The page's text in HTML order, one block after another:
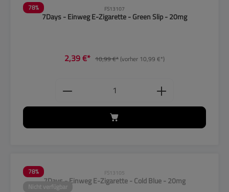
78% FS13107
7Days - Einweg E-Zigarette - Green Slip - 20mg
2,39 €* 10,99 €*(vorher 10,99 €*)
Produkt Anzahl: Gib den
78%
Nicht verfügbar
FS13105
7Days - Einweg E-Zigarette - Cold Blue - 20mg